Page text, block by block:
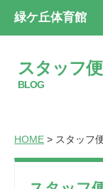
緑ケ丘体育館
スタッフ
BLOG
HOME > スタッフ